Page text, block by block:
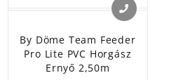
By Döme Team Feeder
Pro Lite PVC Horgász
Ernyő 2,50m